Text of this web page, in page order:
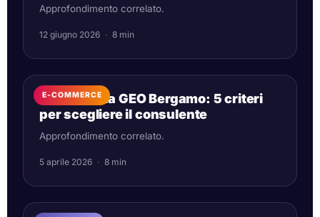
Approfondimento correlato.
12 giugno 2026 · 8 min
E-COMMERCE
Consulenza GEO Bergamo: 5 criteri
per scegliere il consulente
Approfondimento correlato.
5 aprile 2026 · 8 min